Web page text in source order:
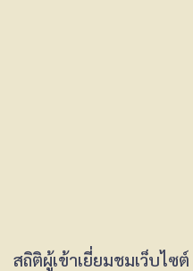
สถิติผู้เข้าเยี่ยมชมเว็บไซต์